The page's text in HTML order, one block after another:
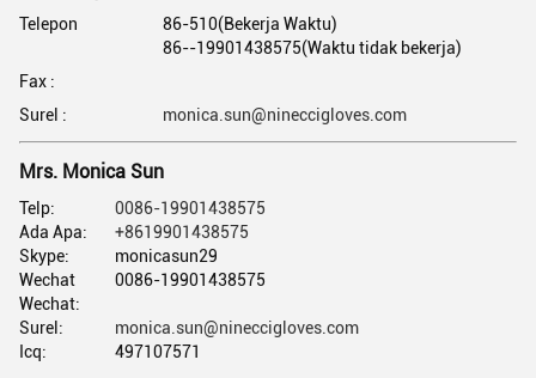
Telepon
86-510(Bekerja Waktu)
86--19901438575(Waktu tidak bekerja)
Fax :
Surel :
monica.sun@nineccigloves.com
Mrs. Monica Sun
Telp:
0086-19901438575
Ada Apa:
+8619901438575
Skype:
monicasun29
Wechat
Wechat:
0086-19901438575
Surel:
monica.sun@nineccigloves.com
Icq:
497107571